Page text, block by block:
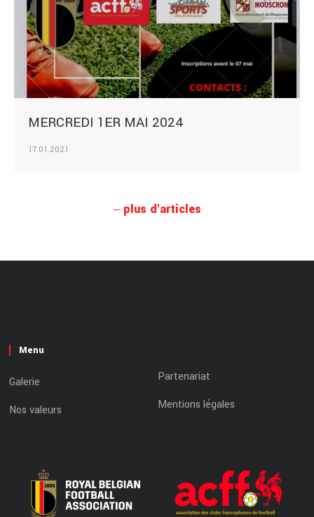
MERCREDI 1ER MAI 2024
17.01.2021
plus d'articles
Menu
Galerie
Nos valeurs
Partenariat
Mentions légales